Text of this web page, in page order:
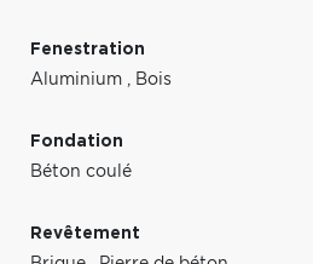
Fenestration
Aluminium
Bois
Fondation
Béton coulé
Revêtement